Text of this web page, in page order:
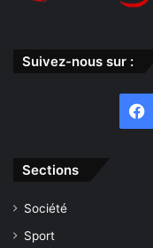
Suivez-nous sur :
Sections
Société
Sport